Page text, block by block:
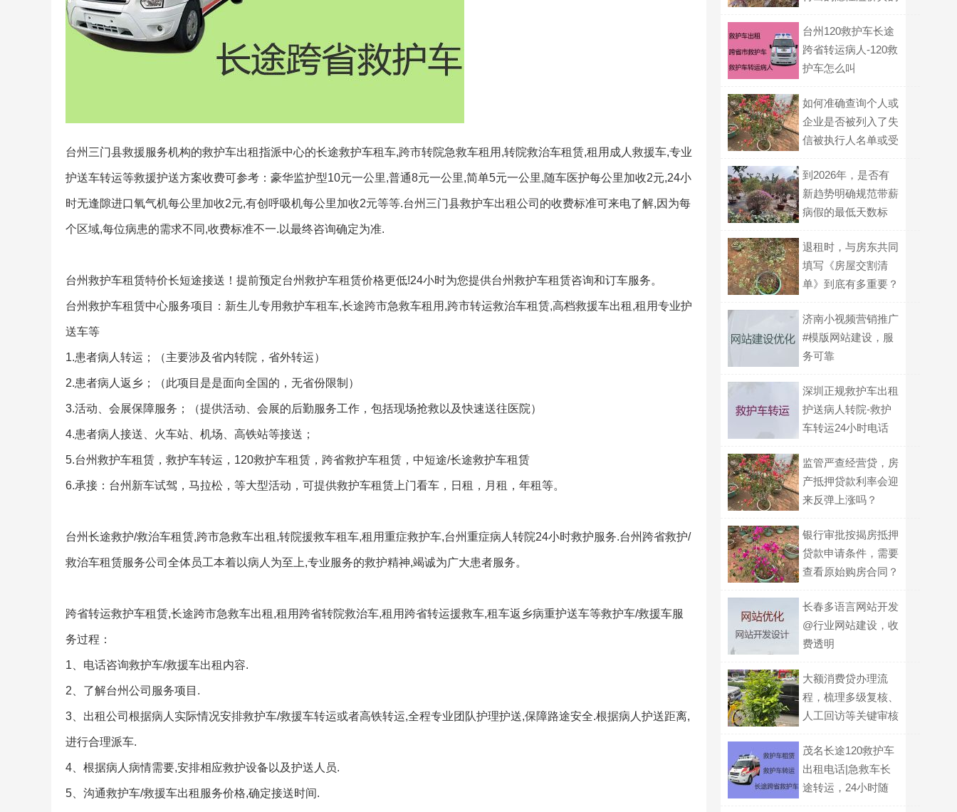
台州三门县救援服务机构的救护车出租指派中心的长途救护车租车,跨市转院急救车租用,转院救治车租赁,租用成人救援车,专业
护送车转运等救援护送方案收费可参考：豪华监护型10元一公里,普通8元一公里,简单5元一公里,随车医护每公里加收2元,24小
时无逢隙进口氧气机每公里加收2元,有创呼吸机每公里加收2元等等.台州三门县救护车出租公司的收费标准可来电了解,因为每
个区域,每位病患的需求不同,收费标准不一.以最终咨询确定为准.
台州救护车租赁特价长短途接送！提前预定台州救护车租赁价格更低!24小时为您提供台州救护车租赁咨询和订车服务。
台州救护车租赁中心服务项目：新生儿专用救护车租车,长途跨市急救车租用,跨市转运救治车租赁,高档救援车出租,租用专业护
送车等
1.患者病人转运；（主要涉及省内转院，省外转运）
2.患者病人返乡；（此项目是是面向全国的，无省份限制）
3.活动、会展保障服务；（提供活动、会展的后勤服务工作，包括现场抢救以及快速送往医院）
4.患者病人接送、火车站、机场、高铁站等接送；
5.台州救护车租赁，救护车转运，120救护车租赁，跨省救护车租赁，中短途/长途救护车租赁
6.承接：台州新车试驾，马拉松，等大型活动，可提供救护车租赁上门看车，日租，月租，年租等。
台州长途救护/救治车租赁,跨市急救车出租,转院援救车租车,租用重症救护车,台州重症病人转院24小时救护服务.台州跨省救护/
救治车租赁服务公司全体员工本着以病人为至上,专业服务的救护精神,竭诚为广大患者服务。
跨省转运救护车租赁,长途跨市急救车出租,租用跨省转院救治车,租用跨省转运援救车,租车返乡病重护送车等救护车/救援车服
务过程：
1、电话咨询救护车/救援车出租内容.
2、了解台州公司服务项目.
3、出租公司根据病人实际情况安排救护车/救援车转运或者高铁转运,全程专业团队护理护送,保障路途安全.根据病人护送距离,
进行合理派车.
4、根据病人病情需要,安排相应救护设备以及护送人员.
5、沟通救护车/救援车出租服务价格,确定接送时间.
台州120救护车长途
跨省转运病人-120救
护车怎么叫
如何准确查询个人或
企业是否被列入了失
信被执行人名单或受
到2026年，是否有
新趋势明确规范带薪
病假的最低天数标
退租时，与房东共同
填写《房屋交割清
单》到底有多重要？
济南小视频营销推广
#模版网站建设，服
务可靠
深圳正规救护车出租
护送病人转院-救护
车转运24小时电话
监管严查经营贷，房
产抵押贷款利率会迎
来反弹上涨吗？
银行审批按揭房抵押
贷款申请条件，需要
查看原始购房合同？
长春多语言网站开发
@行业网站建设，收
费透明
大额消费贷办理流
程，梳理多级复核、
人工回访等关键审核
茂名长途120救护车
出租电话|急救车长
途转运，24小时随